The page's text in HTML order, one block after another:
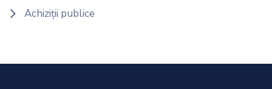
Achiziții publice